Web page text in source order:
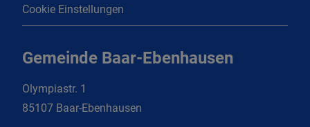
Cookie Einstellungen
Gemeinde Baar-Ebenhausen
Olympiastr. 1
85107 Baar-Ebenhausen